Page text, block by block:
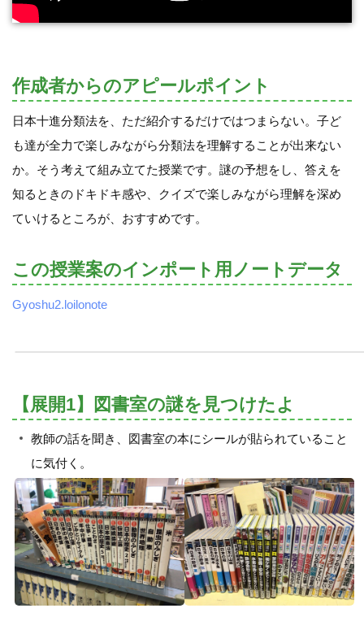
作成者からのアピールポイント
日本十進分類法を、ただ紹介するだけではつまらない。子ど
も達が全力で楽しみながら分類法を理解することが出来ない
か。そう考えて組み立てた授業です。謎の予想をし、答えを
知るときのドキドキ感や、クイズで楽しみながら理解を深め
ていけるところが、おすすめです。
この授業案のインポート用ノートデータ
Gyoshu2.loilonote
【展開1】図書室の謎を見つけたよ
教師の話を聞き、図書室の本にシールが貼られていること
に気付く。